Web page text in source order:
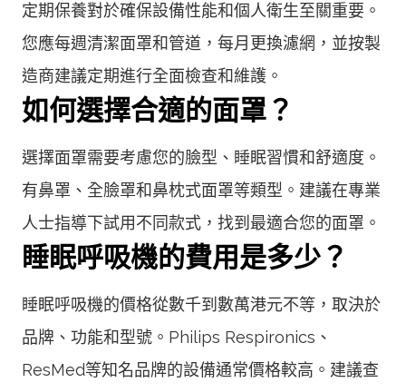
定期保養對於確保設備性能和個人衛生至關重要。
您應每週清潔面罩和管道，每月更換濾網，並按製
造商建議定期進行全面檢查和維護。
如何選擇合適的面罩？
選擇面罩需要考慮您的臉型、睡眠習慣和舒適度。
有鼻罩、全臉罩和鼻枕式面罩等類型。建議在專業
人士指導下試用不同款式，找到最適合您的面罩。
睡眠呼吸機的費用是多少？
睡眠呼吸機的價格從數千到數萬港元不等，取決於
品牌、功能和型號。Philips Respironics、
ResMed等知名品牌的設備通常價格較高。建議查